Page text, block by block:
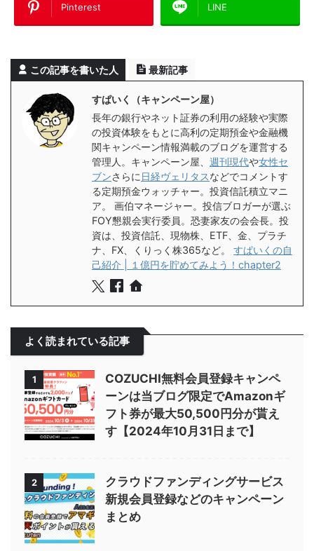
Pinterest LINE
この記事を書いた人 最新記事
すぱいく（キャンペーン屋）
長年の銀行やネット証券の利用の経験や実際
の投資体験をもとに高利の定期預金や金融機
関キャンペーン情報満載のブログを運営する
管理人。キャンペーン屋、 週刊現代や女性セ
ブンさらに 日経ヴェリタスなどでコメントす
る定期預金ウォッチャー。投資信託積立マニ
ア。 画伯マネージャー。投信ブロガーが選ぶ
FOY懇親会実行委員。恐妻家友の会会長。投
資は、投資信託、現物株、ETF、金、プラチ
ナ、FX、くりっく株365など。 すぱいくの自
己紹介 | １億円を貯めてみよう！chapter2
よく読まれている記事
1
COZUCHI無料会員登録キャンペ
ーンは当ブログ限定でAmazonギ
フト券が最大50,500円分が貰え
す【2024年10月31日まで】
2
クラウドファンディングサービス
新規会員登録などのキャンペーン
まとめ